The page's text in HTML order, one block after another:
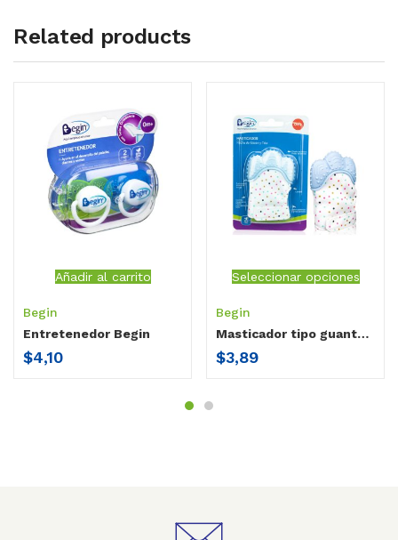
Related products
Añadir al carrito
Begin
Entretenedor Begin
$4,10
Seleccionar opciones
Begin
Masticador tipo guante Begin
$3,89